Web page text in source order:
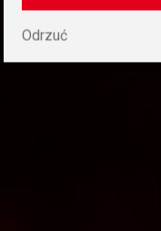
Odrzuć